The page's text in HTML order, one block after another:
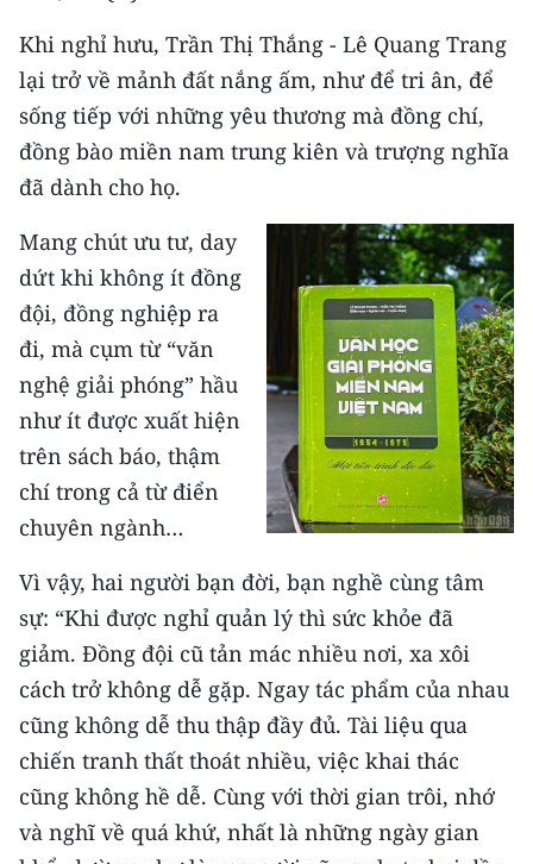
中文
FRANÇAIS
РУССКИЙ
ESPAÑOL
한국어
Khi nghỉ hưu, Trần Thị Thắng - Lê Quang Trang
lại trở về mảnh đất nắng ấm, như để tri ân, để
sống tiếp với những yêu thương mà đồng chí,
đồng bào miền nam trung kiên và trượng nghĩa
đã dành cho họ.
Mang chút ưu tư, day
dứt khi không ít đồng
đội, đồng nghiệp ra
đi, mà cụm từ “văn
nghệ giải phóng” hầu
như ít được xuất hiện
trên sách báo, thậm
chí trong cả từ điển
chuyên ngành…
Vì vậy, hai người bạn đời, bạn nghề cùng tâm
sự: “Khi được nghỉ quản lý thì sức khỏe đã
giảm. Đồng đội cũ tản mác nhiều nơi, xa xôi
cách trở không dễ gặp. Ngay tác phẩm của nhau
cũng không dễ thu thập đầy đủ. Tài liệu qua
chiến tranh thất thoát nhiều, việc khai thác
cũng không hề dễ. Cùng với thời gian trôi, nhớ
và nghĩ về quá khứ, nhất là những ngày gian